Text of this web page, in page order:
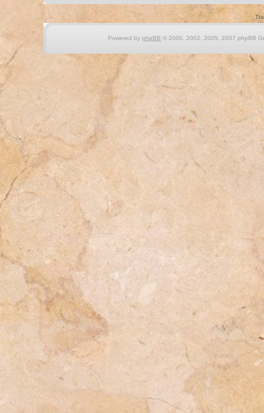
Powered by phpBB © 2000, 2002, 2005, 2007 phpBB